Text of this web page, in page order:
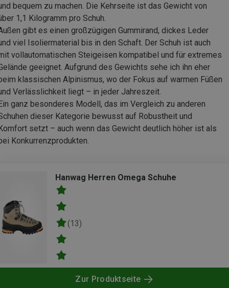
bequem zu machen. Die Kehrseite ist das Gewicht von
1,1 Kilogramm pro Schuh.
gibt es einen großzügigen Gummirand, dickes Leder
viel Isoliermaterial bis in den Schaft. Der Schuh ist auch
vollautomatischen Steigeisen kompatibel und für extremes
geeignet. Aufgrund des Gewichts sehe ich ihn eher
klassischen Alpinismus, wo der Fokus auf warmen Füßen
Verlässlichkeit liegt – in jeder Jahreszeit.
ganz besonderes Modell, das im Vergleich zu anderen
dieser Kategorie bewusst auf Robustheit und
setzt – auch wenn das Gewicht deutlich höher ist als
Konkurrenzprodukten.
Hanwag Herren Omega Schuhe
(13)
Zur Produktseite